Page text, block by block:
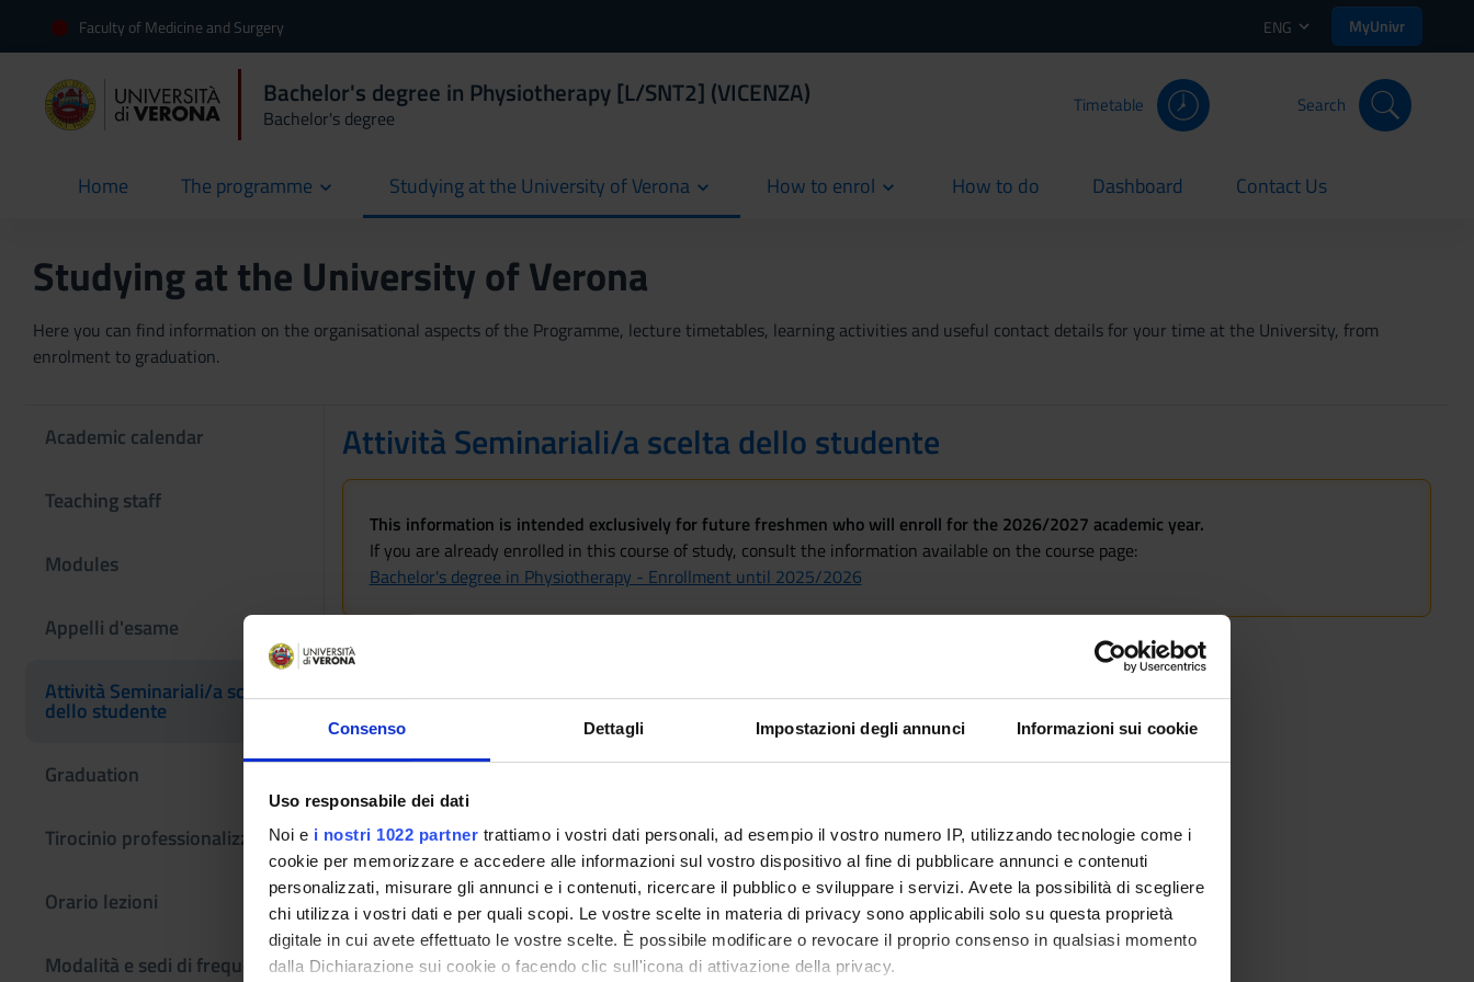
Consenso Dettagli Impostazioni degli annunci Informazioni sui cookie
Uso responsabile dei dati
Noi e i nostri 1022 partner trattiamo i vostri dati personali, ad esempio il vostro numero IP, utilizzando tecnologie come i
cookie per memorizzare e accedere alle informazioni sul vostro dispositivo al fine di pubblicare annunci e contenuti
personalizzati, misurare gli annunci e i contenuti, ricercare il pubblico e sviluppare i servizi. Avete la possibilità di scegliere
chi utilizza i vostri dati e per quali scopi. Le vostre scelte in materia di privacy sono applicabili solo su questa proprietà
digitale in cui avete effettuato le vostre scelte. È possibile modificare o revocare il proprio consenso in qualsiasi momento
dalla Dichiarazione sui cookie o facendo clic sull'icona di attivazione della privacy.
Faculty of Medicine and Surgery ENG MyUnivr
Bachelor's degree in Physiotherapy [L/SNT2] (VICENZA)
Bachelor's degree
Timetable Search
Home
current The programme Studying at the University of Verona How to enrol How to do
current Dashboard
current Contact Us
current
Studying at the University of Verona
Here you can find information on the organisational aspects of the Programme, lecture timetables, learning activities and useful contact details for your time at the University, from
enrolment to graduation.
Academic calendar
Teaching staff
Modules
Appelli d'esame
Attività Seminariali/a scelta
dello studente
Graduation
Tirocinio professionalizzante
Orario lezioni
Modalità e sedi di frequenza
Attività Seminariali/a scelta dello studente
This information is intended exclusively for future freshmen who will enroll for the 2026/2027 academic year.
If you are already enrolled in this course of study, consult the information available on the course page:
Bachelor's degree in Physiotherapy - Enrollment until 2025/2026
Attività Seminariali/a scelta dello studente